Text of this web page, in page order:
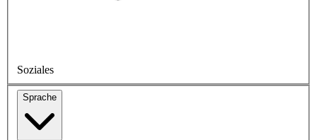
Soziales
Sprache